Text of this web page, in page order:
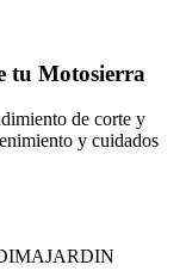
tu Motosierra
de corte y
y cuidados